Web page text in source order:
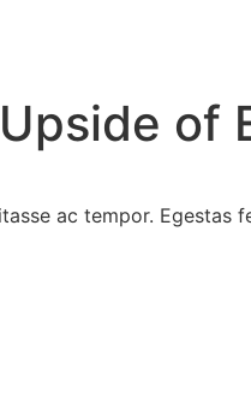
of
ac tempor. Egestas